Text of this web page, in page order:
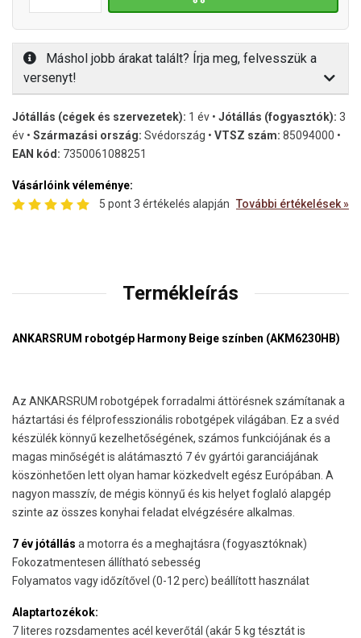
Máshol jobb árakat talált? Írja meg, felvesszük a
versenyt!
Jótállás (cégek és szervezetek): 1 év • Jótállás (fogyasztók): 3
év • Származási ország: Svédország • VTSZ szám: 85094000 •
EAN kód: 7350061088251
Vásárlóink véleménye:
5 pont 3 értékelés alapján További értékelések »
Termékleírás
ANKARSRUM robotgép Harmony Beige színben (AKM6230HB)
Az ANKARSRUM robotgépek forradalmi áttörésnek számítanak a
háztartási és félprofesszionális robotgépek világában. Ez a svéd
készülék könnyű kezelhetőségének, számos funkciójának és a
magas minőségét is alátámasztó 7 év gyártói garanciájának
köszönhetően lett olyan hamar közkedvelt egész Európában. A
nagyon masszív, de mégis könnyű és kis helyet foglaló alapgép
szinte az összes konyhai feladat elvégzésére alkalmas.
7 év jótállás a motorra és a meghajtásra (fogyasztóknak)
Fokozatmentesen állítható sebesség
Folyamatos vagy időzítővel (0-12 perc) beállított használat
Alaptartozékok:
7 literes rozsdamentes acél keverőtál (akár 5 kg tésztát is